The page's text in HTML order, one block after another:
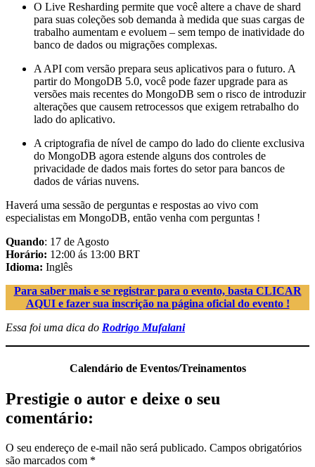
O Live Resharding permite que você altere a chave de shard
para suas coleções sob demanda à medida que suas cargas de
trabalho aumentam e evoluem – sem tempo de inatividade do
banco de dados ou migrações complexas.
A API com versão prepara seus aplicativos para o futuro. A
partir do MongoDB 5.0, você pode fazer upgrade para as
versões mais recentes do MongoDB sem o risco de introduzir
alterações que causem retrocessos que exigem retrabalho do
lado do aplicativo.
A criptografia de nível de campo do lado do cliente exclusiva
do MongoDB agora estende alguns dos controles de
privacidade de dados mais fortes do setor para bancos de
dados de várias nuvens.
Haverá uma sessão de perguntas e respostas ao vivo com
especialistas em MongoDB, então venha com perguntas !
Quando: 17 de Agosto
Horário: 12:00 ás 13:00 BRT
Idioma: Inglês
Para saber mais e se registrar para o evento, basta CLICAR
AQUI e fazer sua inscrição na página oficial do evento !
Essa foi uma dica do Rodrigo Mufalani
Calendário de Eventos/Treinamentos
Prestigie o autor e deixe o seu
comentário:
O seu endereço de e-mail não será publicado. Campos obrigatórios
são marcados com *